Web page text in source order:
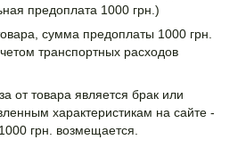
предоплата 1000 грн.)
сумма предоплаты 1000 грн.
транспортных расходов
от товара является брак или
характеристикам на сайте -
грн. возмещается.